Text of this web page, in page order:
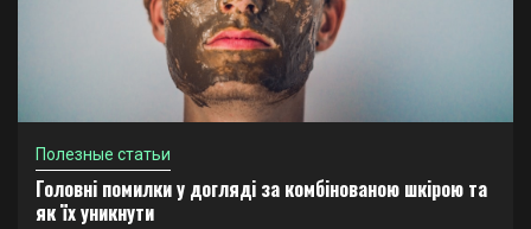
Полезные статьи
Головні помилки у догляді за комбінованою шкірою та
як їх уникнути